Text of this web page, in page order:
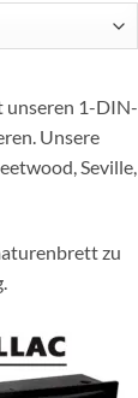
unseren 1-DIN-
Unsere
Seville,
zu